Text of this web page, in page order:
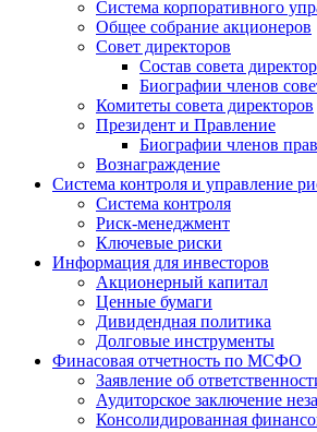
Система корпоративного
Общее собрание акционеров
Совет директоров
Состав совета
Биографии членов
Комитеты совета директоров
Президент и Правление
Биографии членов
Вознаграждение
Система контроля и управление
Система контроля
Риск-менеджмент
Ключевые риски
Информация для инвесторов
Акционерный капитал
Ценные бумаги
Дивидендная политика
Долговые инструменты
Финасовая отчетность по МСФО
Заявление об
Аудиторское заключение
Консолидированная